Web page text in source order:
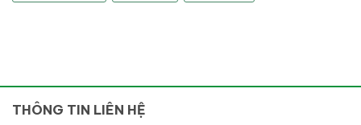
THÔNG TIN LIÊN HỆ